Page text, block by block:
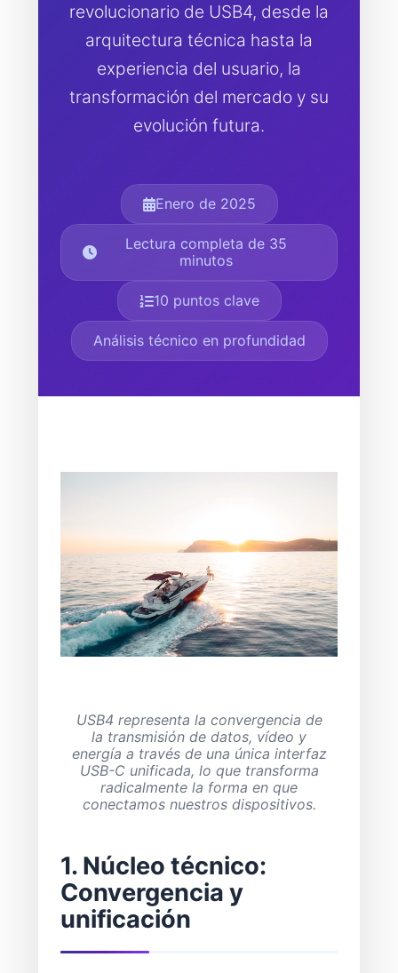
revolucionario de USB4, desde la
arquitectura técnica hasta la
experiencia del usuario, la
transformación del mercado y su
evolución futura.
Enero de 2025
Lectura completa de 35
minutos
10 puntos clave
Análisis técnico en profundidad
USB4 representa la convergencia de
la transmisión de datos, vídeo y
energía a través de una única interfaz
USB-C unificada, lo que transforma
radicalmente la forma en que
conectamos nuestros dispositivos.
1. Núcleo técnico:
Convergencia y
unificación